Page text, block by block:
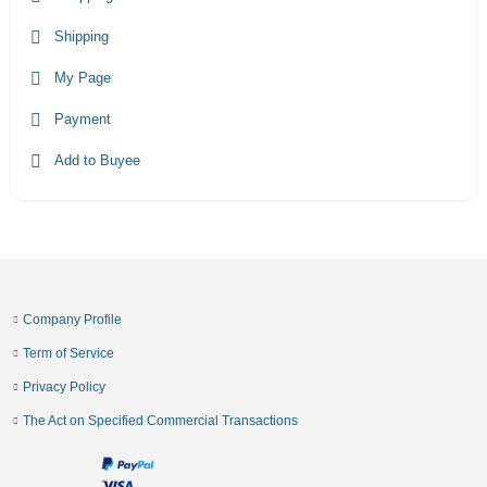
Shipping
My Page
Payment
Add to Buyee
Company Profile
Term of Service
Privacy Policy
The Act on Specified Commercial Transactions